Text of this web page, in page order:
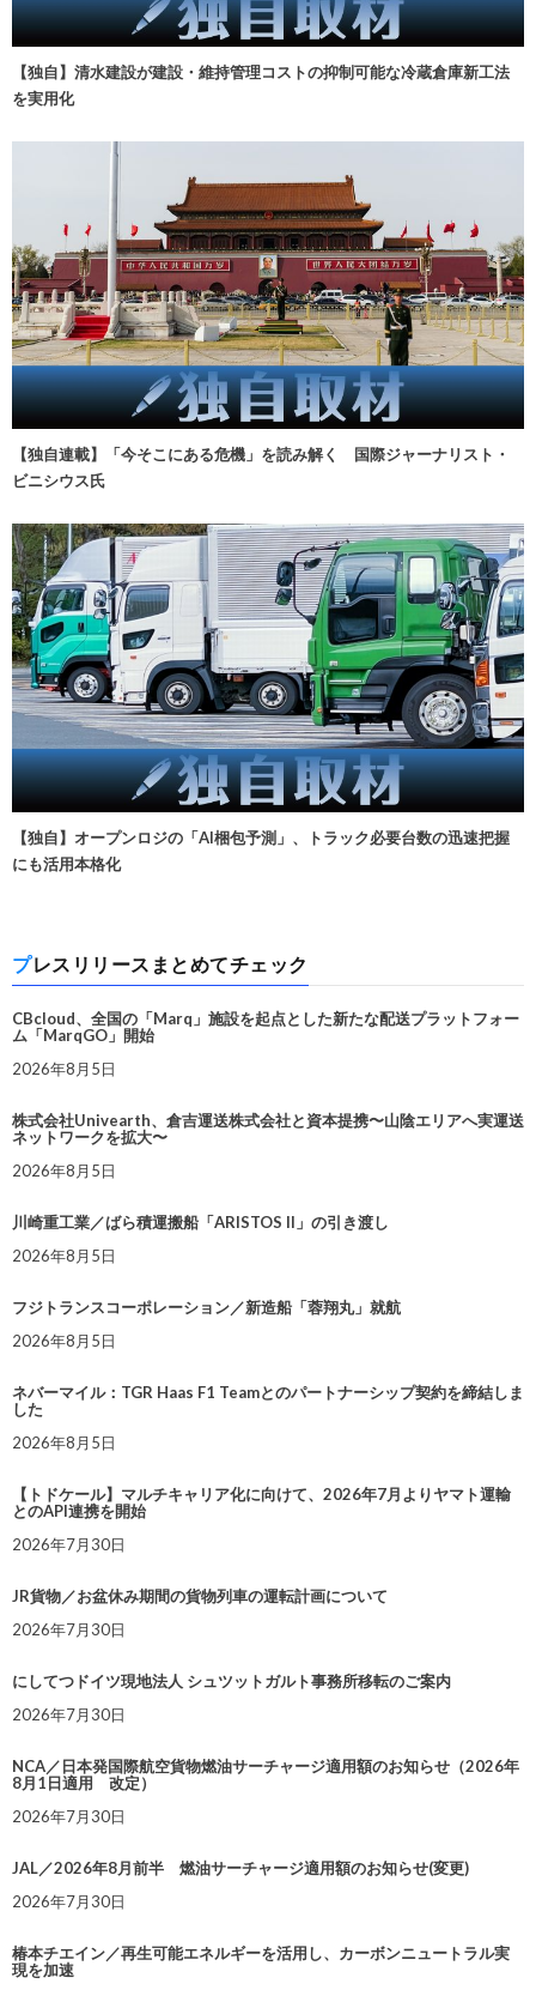
【独自】清水建設が建設・維持管理コストの抑制可能な冷蔵倉庫新工法
を実用化
【独自連載】「今そこにある危機」を読み解く 国際ジャーナリスト・
ビニシウス氏
【独自】オープンロジの「AI梱包予測」、トラック必要台数の迅速把握
にも活用本格化
プレスリリースまとめてチェック
CBcloud、全国の「Marq」施設を起点とした新たな配送プラットフォー
ム「MarqGO」開始
2026年8月5日
株式会社Univearth、倉吉運送株式会社と資本提携〜山陰エリアへ実運送
ネットワークを拡大〜
2026年8月5日
川崎重工業／ばら積運搬船「ARISTOS II」の引き渡し
2026年8月5日
フジトランスコーポレーション／新造船「蓉翔丸」就航
2026年8月5日
ネバーマイル：TGR Haas F1 Teamとのパートナーシップ契約を締結しま
した
2026年8月5日
【トドケール】マルチキャリア化に向けて、2026年7月よりヤマト運輸
とのAPI連携を開始
2026年7月30日
JR貨物／お盆休み期間の貨物列車の運転計画について
2026年7月30日
にしてつドイツ現地法人 シュツットガルト事務所移転のご案内
2026年7月30日
NCA／日本発国際航空貨物燃油サーチャージ適用額のお知らせ（2026年
8月1日適用 改定）
2026年7月30日
JAL／2026年8月前半 燃油サーチャージ適用額のお知らせ(変更)
2026年7月30日
椿本チエイン／再生可能エネルギーを活用し、カーボンニュートラル実
現を加速